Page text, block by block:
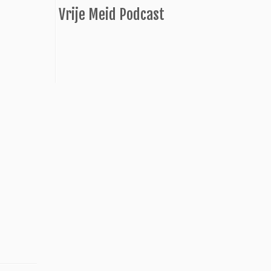
Vrije Meid Podcast